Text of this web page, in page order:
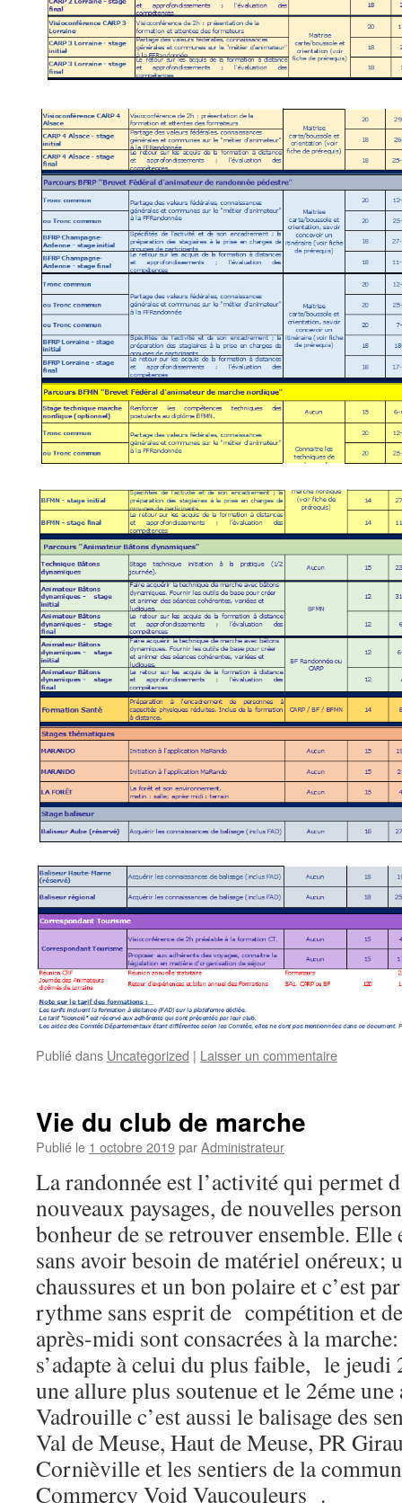
Publié dans Uncategorized | Laisser un commentaire
Vie du club de marche
Publié le 1 octobre 2019parAdministrateur
La randonnée est l’activité qui permet
nouveaux paysages, de nouvelles
bonheur de se retrouver ensemble. Elle
sans avoir besoin de matériel onéreux;
chaussures et un bon polaire et c’est
rythme sans esprit de compétition et
après-midi sont consacrées à la
s’adapte à celui du plus faible, le jeudi
une allure plus soutenue et le 2éme
Vadrouille c’est aussi le balisage des
Val de Meuse, Haut de Meuse, PR
Cornièville et les sentiers de la
Commercy Void Vaucouleurs .